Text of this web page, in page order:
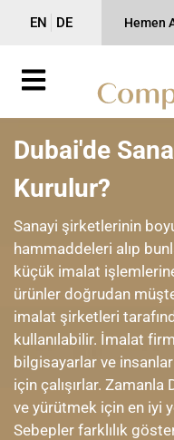
EN DE Hemen
Dubai'de
Kurulur?
Sanayi şirketlerinin
hammaddeleri alıp
küçük imalat
ürünler doğrudan
imalat şirketleri
kullanılabilir. İmalat
bilgisayarlar ve
için çalışırlar.
ve yürütmek için en iyi
Sebepler farklılık